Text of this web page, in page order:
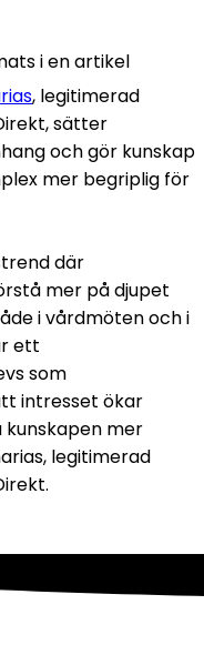
i en artikel
, legitimerad
sätter
och gör kunskap
mer begriplig för
där
mer på djupet
i vårdmöten och i
ett
som
intresset ökar
mer
legitimerad